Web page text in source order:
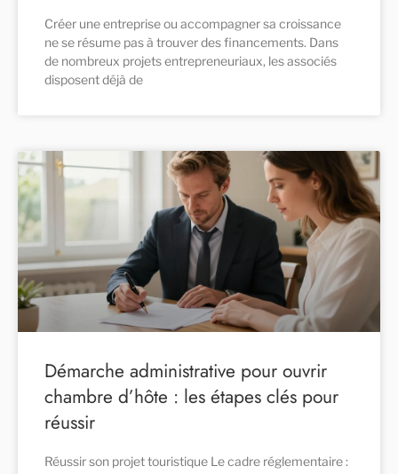
Créer une entreprise ou accompagner sa croissance
ne se résume pas à trouver des financements. Dans
de nombreux projets entrepreneuriaux, les associés
disposent déjà de
Démarche administrative pour ouvrir
chambre d’hôte : les étapes clés pour
réussir
Réussir son projet touristique Le cadre réglementaire :